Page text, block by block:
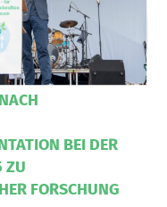
BEI DER
ZU
FORSCHUNG